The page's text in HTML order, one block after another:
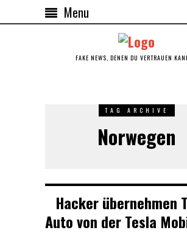
Menu
FAKE NEWS, DENEN DU VERTRAUEN
TAG ARCHIVE
Norwegen
Hacker übernehmen
Auto von der Tesla